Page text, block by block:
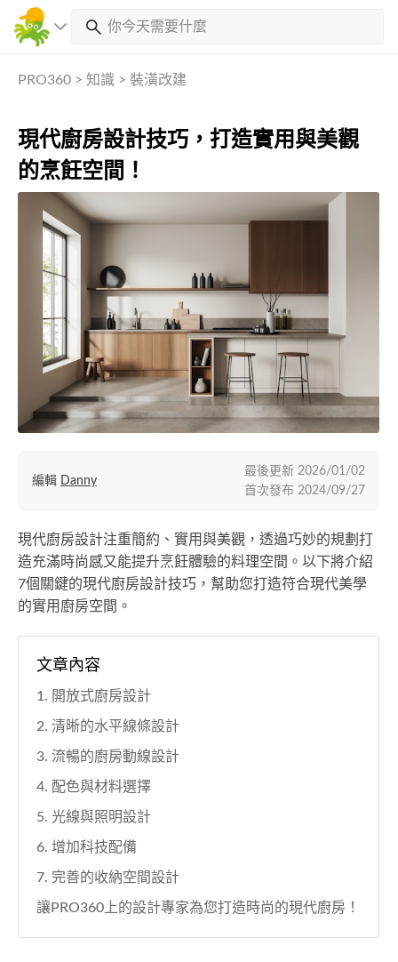
PRO360 > 知識 > 裝潢改建
現代廚房設計技巧，打造實用與美觀
的烹飪空間！
現代廚房設計注重簡約、實用與美觀，透過巧妙的規劃打
造充滿時尚感又能提升烹飪體驗的料理空間。以下將介紹
7個關鍵的現代廚房設計技巧，幫助您打造符合現代美學
的實用廚房空間。
編輯 Danny
最後更新 2026/01/02
首次發布 2024/09/27
文章內容
1. 開放式廚房設計
2. 清晰的水平線條設計
3. 流暢的廚房動線設計
4. 配色與材料選擇
5. 光線與照明設計
6. 增加科技配備
7. 完善的收納空間設計
讓PRO360上的設計專家為您打造時尚的現代廚房！